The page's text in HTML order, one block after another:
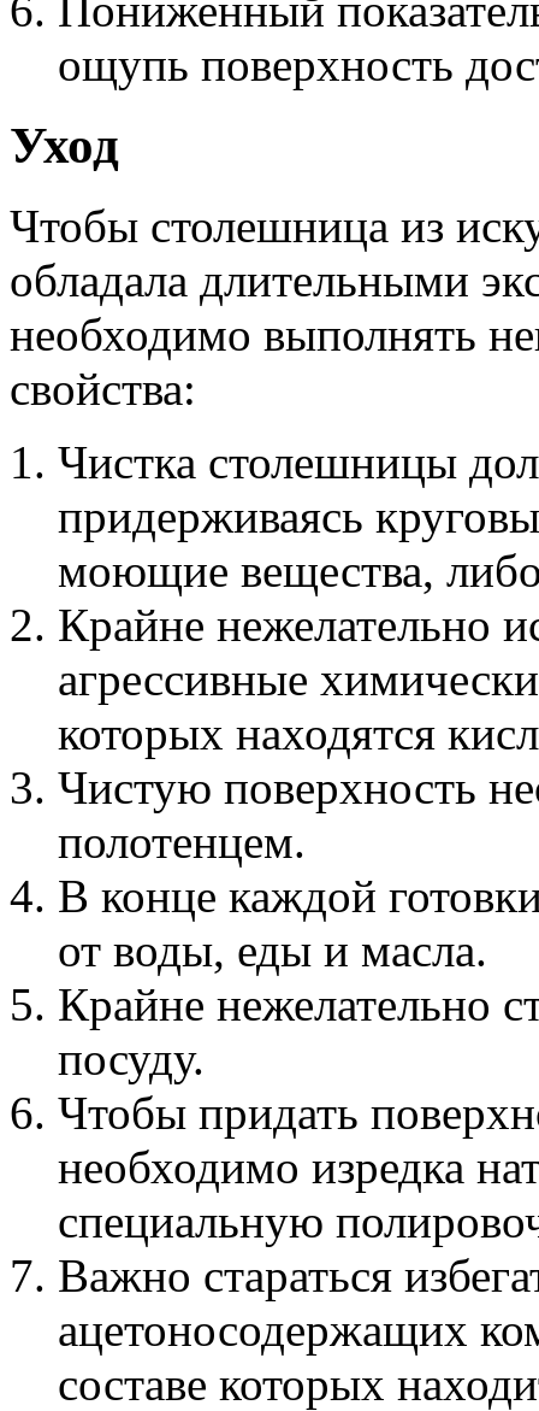
ощупь поверхность
Уход
Чтобы столешница из
обладала длительными
необходимо выполнять
свойства:
Чистка столешницы
придерживаясь
моющие вещества,
Крайне нежелательно
агрессивные
которых находятся
Чистую поверхность
полотенцем.
В конце каждой
от воды, еды и масла.
Крайне нежелательно
посуду.
Чтобы придать
необходимо изредка
специальную
Важно стараться
ацетоносодержащих
составе которых